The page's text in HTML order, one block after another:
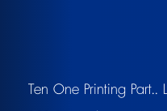
Ten One Printing Part..